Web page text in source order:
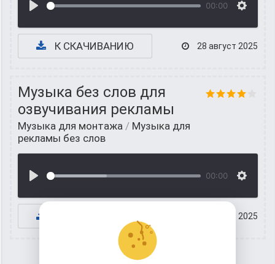
00:00
К СКАЧИВАНИЮ 28 август 2025
Музыка без слов для
озвучивания рекламы
Музыка для монтажа / Музыка для
рекламы без слов
00:00
29 апрель 2025